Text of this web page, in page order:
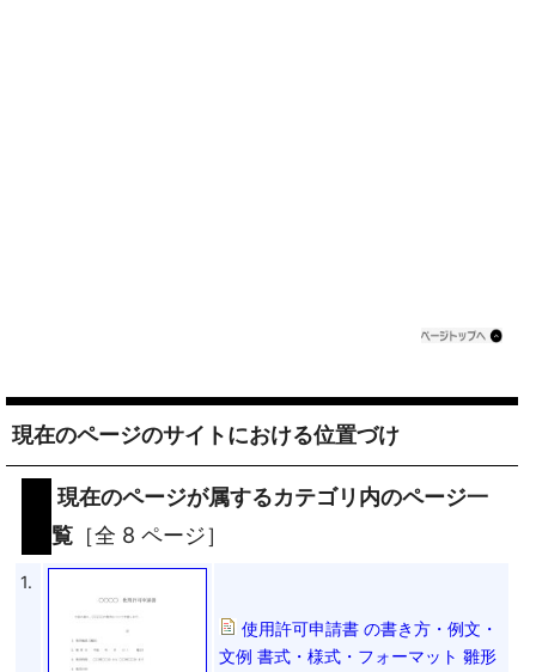
現在のページのサイトにおける位置づけ
現在のページが属するカテゴリ内のページ一
覧 ［全 8 ページ］
1.
使用許可申請書 の書き方・例文・
文例 書式・様式・フォーマット 雛形